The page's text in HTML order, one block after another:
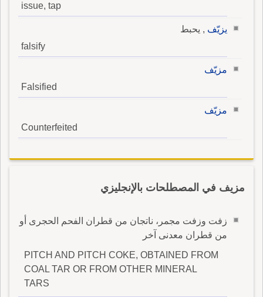
issue, tap
يزيّف , يحبط
falsify
مزيّف
Falsified
مزيّف
Counterfeited
مزيف في المصطلحات بالإنجليزي
زفت وزفت مجمر، ناتجان من قطران الفحم الحجرى أو
من قطران معدنى آخر
PITCH AND PITCH COKE, OBTAINED FROM
COAL TAR OR FROM OTHER MINERAL
TARS